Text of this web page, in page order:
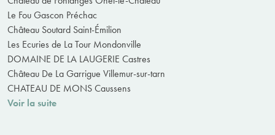
Le Fou Gascon Préchac
Château Soutard Saint-Émilion
Les Ecuries de La Tour Mondonville
DOMAINE DE LA LAUGERIE Castres
Château De La Garrigue Villemur-sur-tarn
CHATEAU DE MONS Caussens
Voir la suite